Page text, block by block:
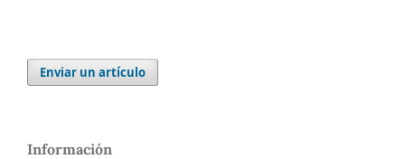
Enviar un artículo
Información